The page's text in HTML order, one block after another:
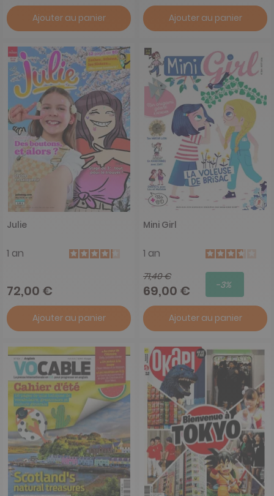
Ajouter au panier Ajouter au panier
Julie
1 an
72,00 €
Ajouter au panier
Mini Girl
1 an
71,40 €
69,00 € -3%
Ajouter au panier